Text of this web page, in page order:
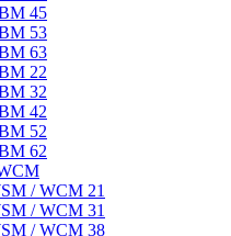
45
53
63
22
32
42
52
62
/ WCM 21
/ WCM 31
/ WCM 38